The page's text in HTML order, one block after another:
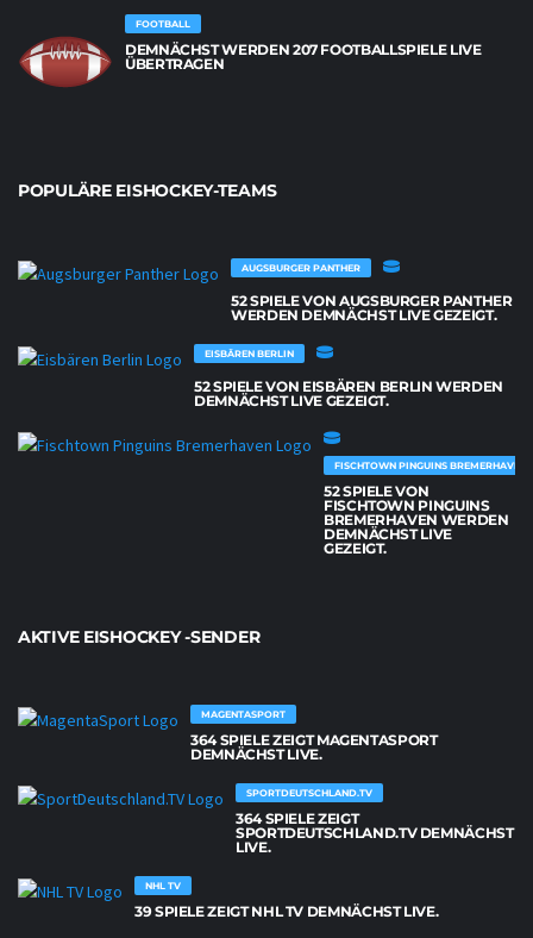
FOOTBALL
DEMNÄCHST WERDEN 207 FOOTBALLSPIELE LIVE
ÜBERTRAGEN
POPULÄRE EISHOCKEY-TEAMS
AUGSBURGER PANTHER
52 SPIELE VON AUGSBURGER PANTHER
WERDEN DEMNÄCHST LIVE GEZEIGT.
EISBÄREN BERLIN
52 SPIELE VON EISBÄREN BERLIN WERDEN
DEMNÄCHST LIVE GEZEIGT.
FISCHTOWN PINGUINS BREMERHAVEN
52 SPIELE VON
FISCHTOWN PINGUINS
BREMERHAVEN WERDEN
DEMNÄCHST LIVE
GEZEIGT.
AKTIVE EISHOCKEY -SENDER
MAGENTASPORT
364 SPIELE ZEIGT MAGENTASPORT
DEMNÄCHST LIVE.
SPORTDEUTSCHLAND.TV
364 SPIELE ZEIGT
SPORTDEUTSCHLAND.TV DEMNÄCHST
LIVE.
NHL TV
39 SPIELE ZEIGT NHL TV DEMNÄCHST LIVE.